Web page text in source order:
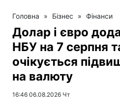
Головна » Бізнес » Фінанси
Долар і євро
НБУ на 7 серпня
очікується
на валюту
16:46 06.08.2026 Чт